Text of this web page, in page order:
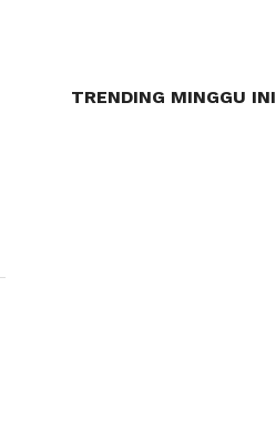
TRENDING MINGGU INI